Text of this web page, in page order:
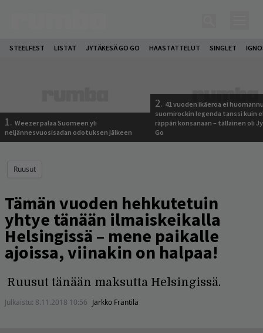
STEELFEST LISTAT JYTÄKESÄ GO GO HAASTATTELUT SINGLET
1. Weezer palaa Suomeen yli
neljännesvuosisadan odotuksen jälkeen
2. 41 vuoden ikäeroa ei
suomirockin legenda tanssi kuin
räppäri konsanaan – tällainen oli
Go
Ruusut
Tämän vuoden hehkutetuin
yhtye tänään ilmaiskeikalla
Helsingissä – mene paikalle
ajoissa, viinakin on halpaa!
Ruusut tänään maksutta Helsingissä.
Julkaistu: 8.11.2018 10:56 Jarkko Fräntilä